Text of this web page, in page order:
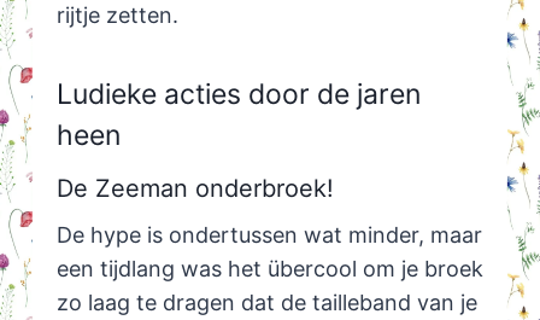
rijtje zetten.
Ludieke acties door de jaren
heen
De Zeeman onderbroek!
De hype is ondertussen wat minder, maar
een tijdlang was het übercool om je broek
zo laag te dragen dat de tailleband van je